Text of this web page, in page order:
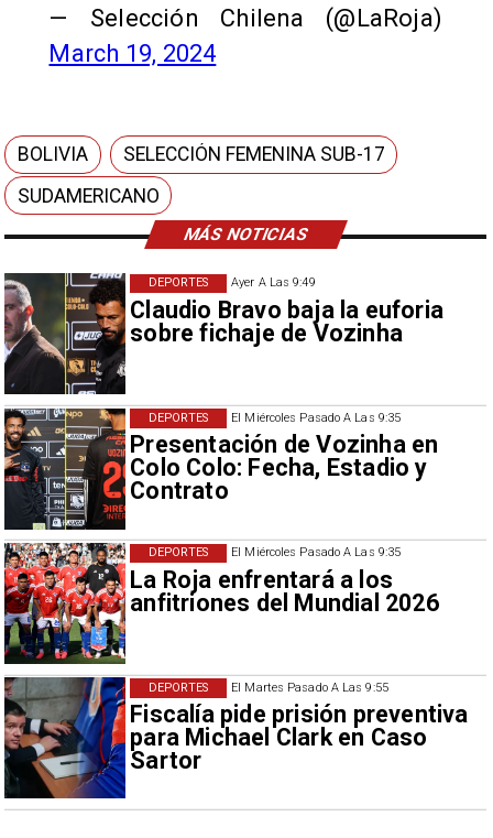
MÁS NOTICIAS
Ayer A Las 9:49
Claudio Bravo baja la euforia
sobre fichaje de Vozinha
DEPORTES
El Miércoles Pasado A Las 9:35
Presentación de Vozinha en
Colo Colo: Fecha, Estadio y
Contrato
DEPORTES
El Miércoles Pasado A Las 9:35
La Roja enfrentará a los
anfitriones del Mundial 2026
DEPORTES
El Martes Pasado A Las 9:55
Fiscalía pide prisión preventiva
para Michael Clark en Caso
Sartor
DEPORTES
— Selección Chilena (@LaRoja)
March 19, 2024
BOLIVIA
SELECCIÓN FEMENINA SUB-17
SUDAMERICANO